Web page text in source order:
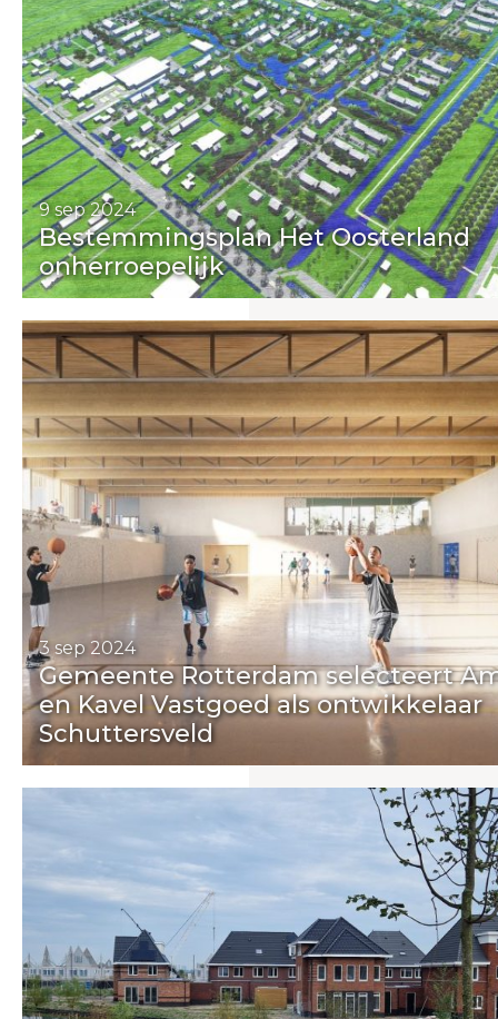
9 sep 2024
Bestemmingsplan Het Oosterland
onherroepelijk
3 sep 2024
Gemeente Rotterdam selecteert
en Kavel Vastgoed als ontwikkelaar
Schuttersveld